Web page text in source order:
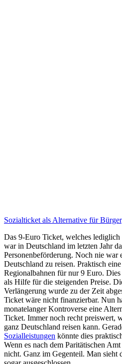
Sozialticket als Alternative für
Das 9-Euro Ticket, welches
war in Deutschland im letzten Jahr
Personenbeförderung. Noch nie war
Deutschland zu reisen. Praktisch
Regionalbahnen für nur 9 Euro. Dies
als Hilfe für die steigenden Preise.
Verlängerung wurde zu der Zeit
Ticket wäre nicht finanzierbar. Nun
monatelanger Kontroverse eine
Ticket. Immer noch recht preiswert,
ganz Deutschland reisen kann.
Sozialleistungen könnte dies
Wenn es nach dem Paritätischen
nicht. Ganz im Gegenteil. Man sieht